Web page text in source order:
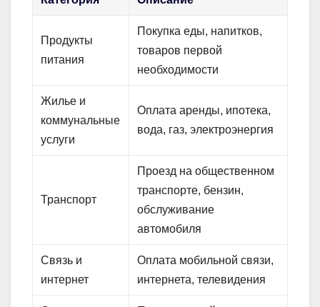
Продукты
питания
Покупка еды, напитков,
товаров первой
необходимости
Жилье и
коммунальные
услуги
Оплата аренды, ипотека,
вода, газ, электроэнергия
Транспорт
Проезд на общественном
транспорте, бензин,
обслуживание
автомобиля
Связь и
интернет
Оплата мобильной связи,
интернета, телевидения